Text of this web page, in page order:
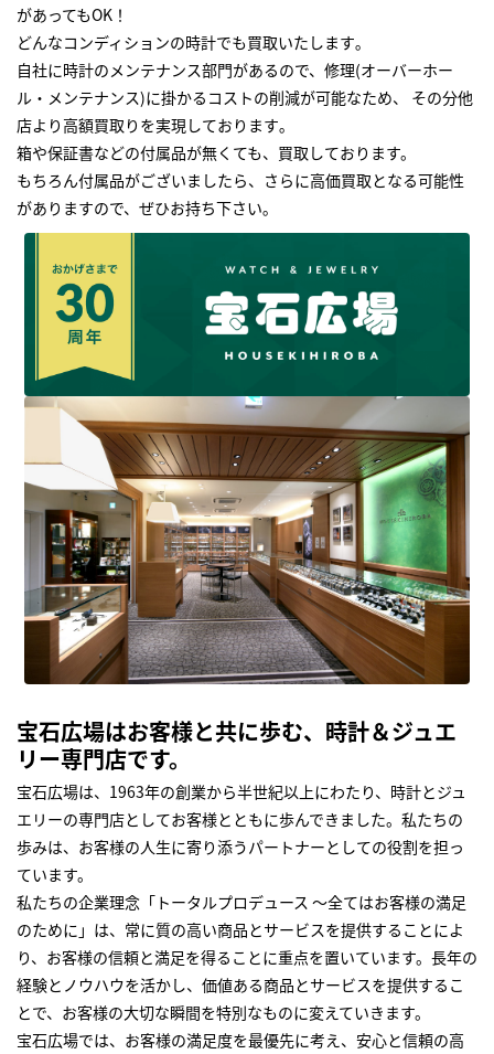
があってもOK！
どんなコンディションの時計でも買取いたします｡
自社に時計のメンテナンス部門があるので、修理(オーバーホー
ル・メンテナンス)に掛かるコストの削減が可能なため、 その分他
店より高額買取りを実現しております｡
箱や保証書などの付属品が無くても、買取しております。
もちろん付属品がございましたら、さらに高価買取となる可能性
がありますので、ぜひお持ち下さい｡
宝石広場はお客様と共に歩む、時計＆ジュエ
リー専門店です。
宝石広場は、1963年の創業から半世紀以上にわたり、時計とジュ
エリーの専門店としてお客様とともに歩んできました。私たちの
歩みは、お客様の人生に寄り添うパートナーとしての役割を担っ
ています。
私たちの企業理念「トータルプロデュース ～全てはお客様の満足
のために」は、常に質の高い商品とサービスを提供することによ
り、お客様の信頼と満足を得ることに重点を置いています。長年の
経験とノウハウを活かし、価値ある商品とサービスを提供するこ
とで、お客様の大切な瞬間を特別なものに変えていきます。
宝石広場では、お客様の満足度を最優先に考え、安心と信頼の高